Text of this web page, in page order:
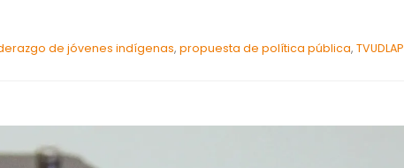
de jóvenes indígenas,propuesta de política pública,TVUDLAP